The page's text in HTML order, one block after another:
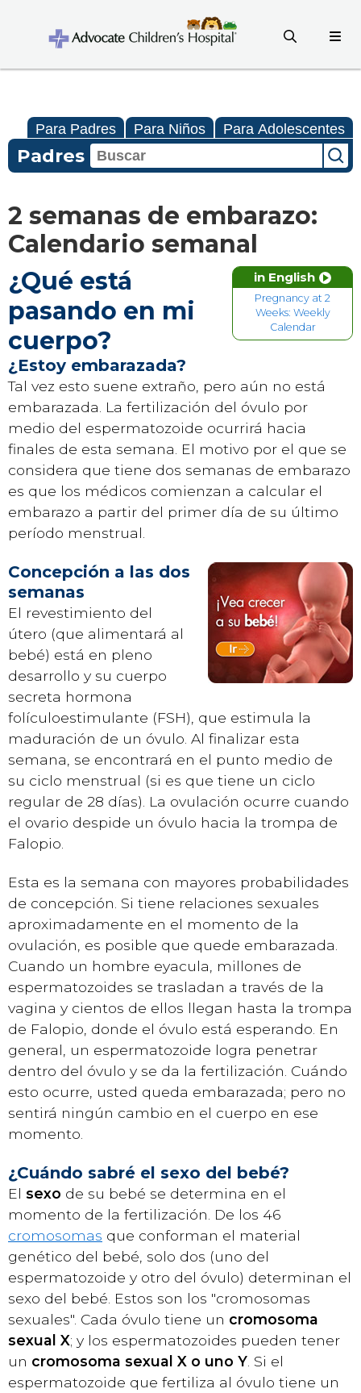
Para Padres Para Niños Para Adolescentes
Padres
2 semanas de embarazo:
Calendario semanal
in English
Pregnancy at 2
Weeks: Weekly
Calendar
¿Qué está
pasando en mi
cuerpo?
¿Estoy embarazada?
Tal vez esto suene extraño, pero aún no está
embarazada. La fertilización del óvulo por
medio del espermatozoide ocurrirá hacia
finales de esta semana. El motivo por el que se
considera que tiene dos semanas de embarazo
es que los médicos comienzan a calcular el
embarazo a partir del primer día de su último
período menstrual.
Concepción a las dos
semanas
El revestimiento del
útero (que alimentará al
bebé) está en pleno
desarrollo y su cuerpo
secreta hormona
folículoestimulante (FSH), que estimula la
maduración de un óvulo. Al finalizar esta
semana, se encontrará en el punto medio de
su ciclo menstrual (si es que tiene un ciclo
regular de 28 días). La ovulación ocurre cuando
el ovario despide un óvulo hacia la trompa de
Falopio.
Esta es la semana con mayores probabilidades
de concepción. Si tiene relaciones sexuales
aproximadamente en el momento de la
ovulación, es posible que quede embarazada.
Cuando un hombre eyacula, millones de
espermatozoides se trasladan a través de la
vagina y cientos de ellos llegan hasta la trompa
de Falopio, donde el óvulo está esperando. En
general, un espermatozoide logra penetrar
dentro del óvulo y se da la fertilización. Cuándo
esto ocurre, usted queda embarazada; pero no
sentirá ningún cambio en el cuerpo en ese
momento.
¿Cuándo sabré el sexo del bebé?
El sexo de su bebé se determina en el
momento de la fertilización. De los 46
cromosomas que conforman el material
genético del bebé, solo dos (uno del
espermatozoide y otro del óvulo) determinan el
sexo del bebé. Estos son los "cromosomas
sexuales". Cada óvulo tiene un cromosoma
sexual X; y los espermatozoides pueden tener
un cromosoma sexual X o uno Y . Si el
espermatozoide que fertiliza al óvulo tiene un